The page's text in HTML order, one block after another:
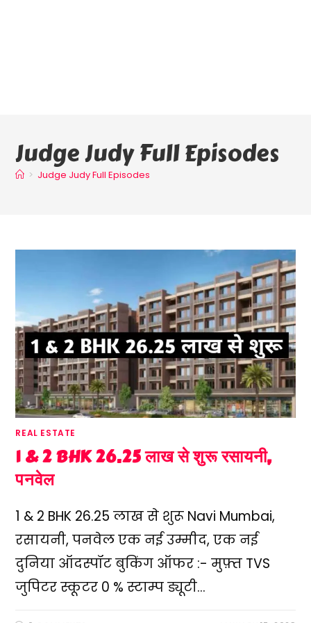
Judge Judy Full Episodes
> Judge Judy Full Episodes
REAL ESTATE
1 & 2 BHK 26.25 लाख से शुरू रसायनी,
पनवेल
1 & 2 BHK 26.25 लाख से शुरू Navi Mumbai,
रसायनी, पनवेल एक नई उम्मीद, एक नई
दुनिया ऑदस्पॉट बुकिंग ऑफर :- मुफ़्त TVS
जुपिटर स्कूटर 0 % स्टाम्प ड्यूटी…